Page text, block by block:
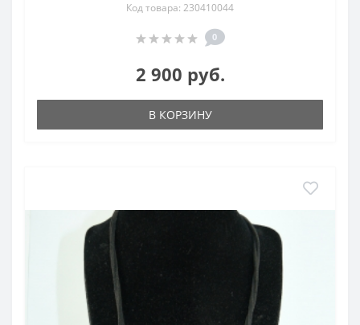
Код товара: 230410044
0
2 900 руб.
В КОРЗИНУ